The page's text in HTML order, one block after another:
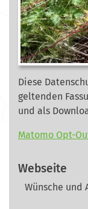
Diese
geltenden
und als
Matomo Opt-
Webseite
Wünsche und